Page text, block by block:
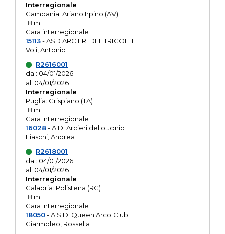
Interregionale
Campania: Ariano Irpino (AV)
18 m
Gara interregionale
15113- ASD ARCIERI DEL TRICOLLE
Voli, Antonio
R2616001
dal: 04/01/2026
al: 04/01/2026
Interregionale
Puglia: Crispiano (TA)
18 m
Gara Interregionale
16028- A.D. Arcieri dello Jonio
Fiaschi, Andrea
R2618001
dal: 04/01/2026
al: 04/01/2026
Interregionale
Calabria: Polistena (RC)
18 m
Gara Interregionale
18050- A.S.D. Queen Arco Club
Giarmoleo, Rossella